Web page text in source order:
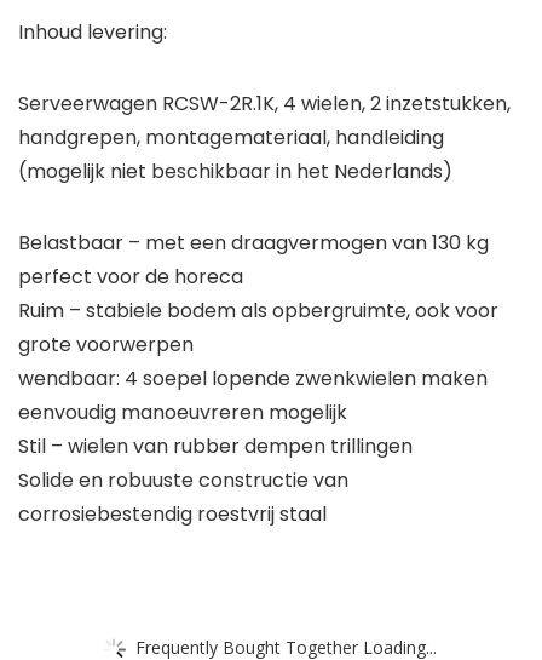
Inhoud levering:
Serveerwagen RCSW-2R.1K, 4 wielen, 2 inzetstukken,
handgrepen, montagemateriaal, handleiding
(mogelijk niet beschikbaar in het Nederlands)
Belastbaar – met een draagvermogen van 130 kg
perfect voor de horeca
Ruim – stabiele bodem als opbergruimte, ook voor
grote voorwerpen
wendbaar: 4 soepel lopende zwenkwielen maken
eenvoudig manoeuvreren mogelijk
Stil – wielen van rubber dempen trillingen
Solide en robuuste constructie van
corrosiebestendig roestvrij staal
Frequently Bought Together Loading...